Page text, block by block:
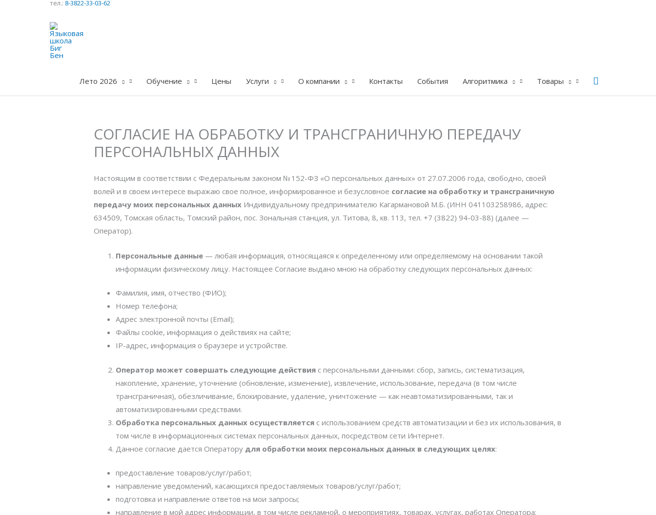
тел.: 8-3822-33-03-62
Лето 2026 Обучение Цены Услуги О компании Контакты События Алгоритмика Товары Поиск
СОГЛАСИЕ НА ОБРАБОТКУ И ТРАНСГРАНИЧНУЮ ПЕРЕДАЧУ
ПЕРСОНАЛЬНЫХ ДАННЫХ
Настоящим в соответствии с Федеральным законом № 152-ФЗ «О персональных данных» от 27.07.2006 года, свободно, своей
волей и в своем интересе выражаю свое полное, информированное и безусловное согласие на обработку и трансграничную
передачу моих персональных данных Индивидуальному предпринимателю Кагармановой М.Б. (ИНН 041103258986, адрес:
634509, Томская область, Томский район, пос. Зональная станция, ул. Титова, 8, кв. 113, тел. +7 (3822) 94-03-88) (далее —
Оператор).
Персональные данные — любая информация, относящаяся к определенному или определяемому на основании такой
информации физическому лицу. Настоящее Согласие выдано мною на обработку следующих персональных данных:
Фамилия, имя, отчество (ФИО);
Номер телефона;
Адрес электронной почты (Email);
Файлы cookie, информация о действиях на сайте;
IP-адрес, информация о браузере и устройстве.
Оператор может совершать следующие действия с персональными данными: сбор, запись, систематизация,
накопление, хранение, уточнение (обновление, изменение), извлечение, использование, передача (в том числе
трансграничная), обезличивание, блокирование, удаление, уничтожение — как неавтоматизированными, так и
автоматизированными средствами.
Обработка персональных данных осуществляется с использованием средств автоматизации и без их использования, в
том числе в информационных системах персональных данных, посредством сети Интернет.
Данное согласие дается Оператору для обработки моих персональных данных в следующих целях:
предоставление товаров/услуг/работ;
направление уведомлений, касающихся предоставляемых товаров/услуг/работ;
подготовка и направление ответов на мои запросы;
направление в мой адрес информации, в том числе рекламной, о мероприятиях, товарах, услугах, работах Оператора;